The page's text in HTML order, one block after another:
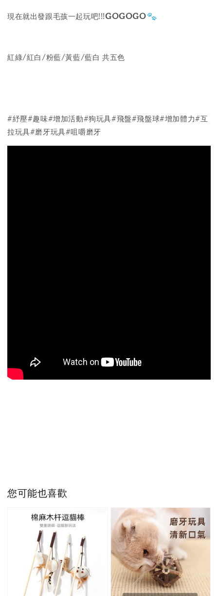
現在就出發跟毛孩一起玩吧!!!GOGOGO
紅綠/紅白/粉藍/黃藍/藍白 共五色
#紓壓#趣味#增加活動#狗玩具#飛盤#飛盤球#增加體力#互
拉玩具#磨牙玩具#咀嚼磨牙
您可能也喜歡